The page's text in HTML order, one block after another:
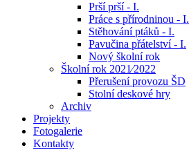
Prší prší - I.
Práce s přírodninou - I.
Stěhování ptáků - I.
Pavučina přátelství - I.
Nový školní rok
Školní rok 2021⁄2022
Přerušení provozu ŠD
Stolní deskové hry
Archiv
Projekty
Fotogalerie
Kontakty